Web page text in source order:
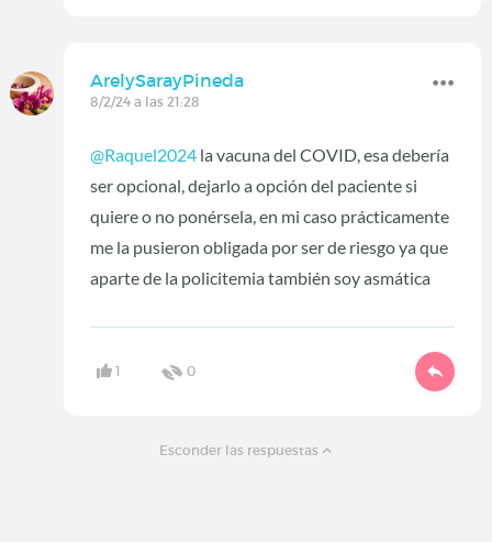
ArelySarayPineda
8/2/24 a las 21:28
@Raquel2024 la vacuna del COVID, esa debería
ser opcional, dejarlo a opción del paciente si
quiere o no ponérsela, en mi caso prácticamente
me la pusieron obligada por ser de riesgo ya que
aparte de la policitemia también soy asmática
1 0
Esconder las respuestas